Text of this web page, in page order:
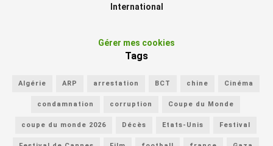
International
Gérer mes cookies
Tags
Algérie ARP arrestation BCT chine Cinéma
condamnation corruption Coupe du Monde
coupe du monde 2026 Décès Etats-Unis Festival